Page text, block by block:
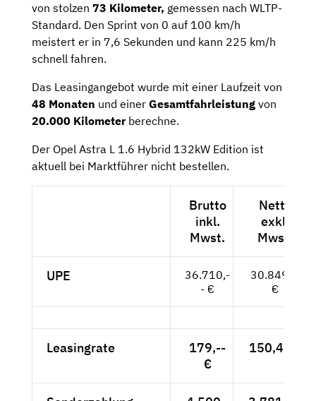
von stolzen 73 Kilometer, gemessen nach WLTP-
Standard. Den Sprint von 0 auf 100 km/h
meistert er in 7,6 Sekunden und kann 225 km/h
schnell fahren.
Das Leasingangebot wurde mit einer Laufzeit von
48 Monaten und einer Gesamtfahrleistung von
20.000 Kilometerberechne.
Der Opel Astra L 1.6 Hybrid 132kW Edition ist
aktuell bei Marktführer nicht bestellen.
Brutto
inkl.
Mwst.
Netto
exkl.
Mwst.
UPE
36.710,-
- €
30.849,--
€
Leasingrate
179,--
€
150,42 €